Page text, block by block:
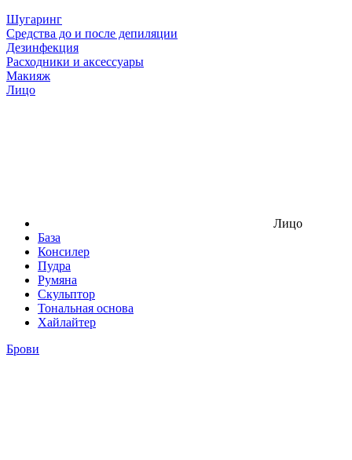
Шугаринг
Средства до и после депиляции
Дезинфекция
Расходники и аксессуары
Макияж
Лицо
Лицо
База
Консилер
Пудра
Румяна
Скульптор
Тональная основа
Хайлайтер
Брови